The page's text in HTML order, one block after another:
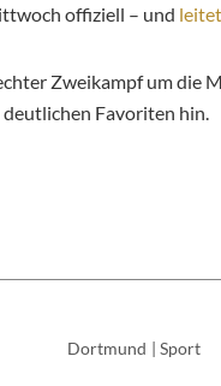
offiziell – und
Zweikampf um die
Favoriten hin.
Dortmund | Sport